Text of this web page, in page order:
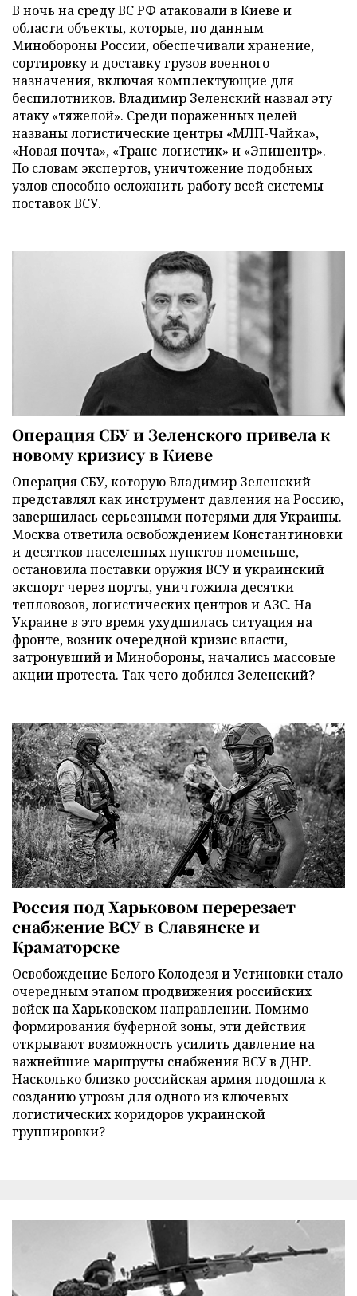
В ночь на среду ВС РФ атаковали в Киеве и
области объекты, которые, по данным
Минобороны России, обеспечивали хранение,
сортировку и доставку грузов военного
назначения, включая комплектующие для
беспилотников. Владимир Зеленский назвал эту
атаку «тяжелой». Среди пораженных целей
названы логистические центры «МЛП-Чайка»,
«Новая почта», «Транс-логистик» и «Эпицентр».
По словам экспертов, уничтожение подобных
узлов способно осложнить работу всей системы
поставок ВСУ.
Операция СБУ и Зеленского привела к
новому кризису в Киеве
Операция СБУ, которую Владимир Зеленский
представлял как инструмент давления на Россию,
завершилась серьезными потерями для Украины.
Москва ответила освобождением Константиновки
и десятков населенных пунктов поменьше,
остановила поставки оружия ВСУ и украинский
экспорт через порты, уничтожила десятки
тепловозов, логистических центров и АЗС. На
Украине в это время ухудшилась ситуация на
фронте, возник очередной кризис власти,
затронувший и Минобороны, начались массовые
акции протеста. Так чего добился Зеленский?
Россия под Харьковом перерезает
снабжение ВСУ в Славянске и
Краматорске
Освобождение Белого Колодезя и Устиновки стало
очередным этапом продвижения российских
войск на Харьковском направлении. Помимо
формирования буферной зоны, эти действия
открывают возможность усилить давление на
важнейшие маршруты снабжения ВСУ в ДНР.
Насколько близко российская армия подошла к
созданию угрозы для одного из ключевых
логистических коридоров украинской
группировки?